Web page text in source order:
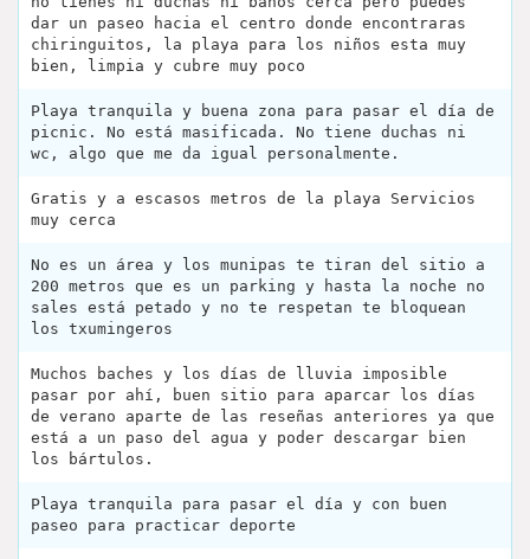
dar un paseo hacia el centro donde encontraras
chiringuitos, la playa para los niños esta muy
bien, limpia y cubre muy poco
Playa tranquila y buena zona para pasar el día de
picnic. No está masificada. No tiene duchas ni
wc, algo que me da igual personalmente.
Gratis y a escasos metros de la playa Servicios
muy cerca
No es un área y los munipas te tiran del sitio a
200 metros que es un parking y hasta la noche no
sales está petado y no te respetan te bloquean
los txumingeros
Muchos baches y los días de lluvia imposible
pasar por ahí, buen sitio para aparcar los días
de verano aparte de las reseñas anteriores ya que
está a un paso del agua y poder descargar bien
los bártulos.
Playa tranquila para pasar el día y con buen
paseo para practicar deporte